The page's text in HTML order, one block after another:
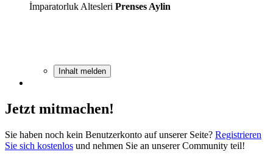
İmparatorluk Altesleri Prenses Aylin
Inhalt melden
Jetzt mitmachen!
Sie haben noch kein Benutzerkonto auf unserer Seite? Registrieren
Sie sich kostenlos und nehmen Sie an unserer Community teil!